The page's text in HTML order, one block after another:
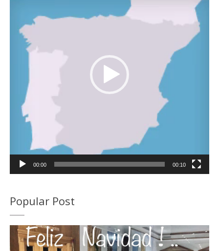
00:00 00:10
Popular Post